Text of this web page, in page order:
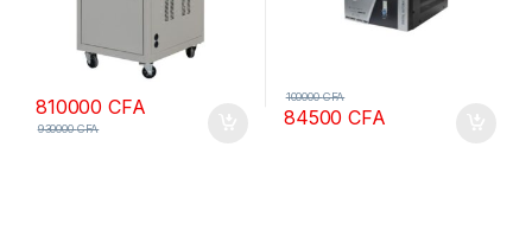
810000CFA
930000CFA 84500CFA
100000CFA